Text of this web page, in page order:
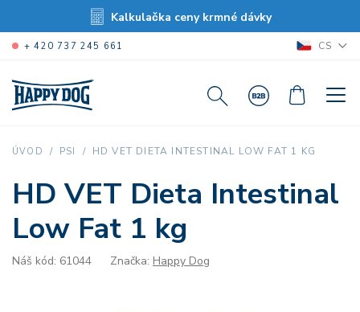
Kalkulačka ceny krmné dávky
+ 420 737 245 661 CS
ÚVOD PSI HD VET DIETA INTESTINAL LOW FAT 1 KG
HD VET Dieta Intestinal
Low Fat 1 kg
Náš kód: 61044 Značka: Happy Dog